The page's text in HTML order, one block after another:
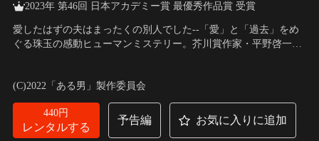
2023年 第46回 日本アカデミー賞 最優秀作品賞 受賞
愛したはずの夫はまったくの別人でした--「愛」と「過去」をめ
ぐる珠玉の感動ヒューマンミステリー。芥川賞作家・平野啓一郎
調査という奇妙な相談を受ける。
慶
(C)2022「ある男」製作委員会
440円
レンタルする
予告編 お気に入りに追加